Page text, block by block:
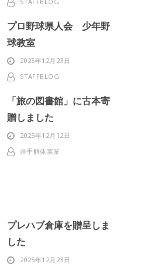
プロ野球県人会 少年野
球教室
2025年12月23日
STAFFBLOG
「旅の図書館」に古本寄
贈しました
2025年12月12日
井手解体実業
プレハブ倉庫を贈呈しま
した
2025年12月23日